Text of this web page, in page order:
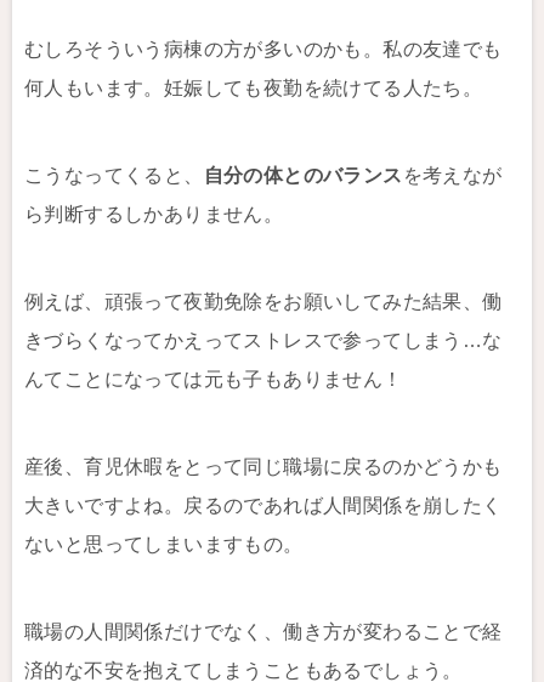
むしろそういう病棟の方が多いのかも。私の友達でも
何人もいます。妊娠しても夜勤を続けてる人たち。
こうなってくると、 自分の体とのバランス を考えなが
ら判断するしかありません。
例えば、頑張って夜勤免除をお願いしてみた結果、働
きづらくなってかえってストレスで参ってしまう…な
んてことになっては元も子もありません！
産後、育児休暇をとって同じ職場に戻るのかどうかも
大きいですよね。戻るのであれば人間関係を崩したく
ないと思ってしまいますもの。
職場の人間関係だけでなく、働き方が変わることで経
済的な不安を抱えてしまうこともあるでしょう。